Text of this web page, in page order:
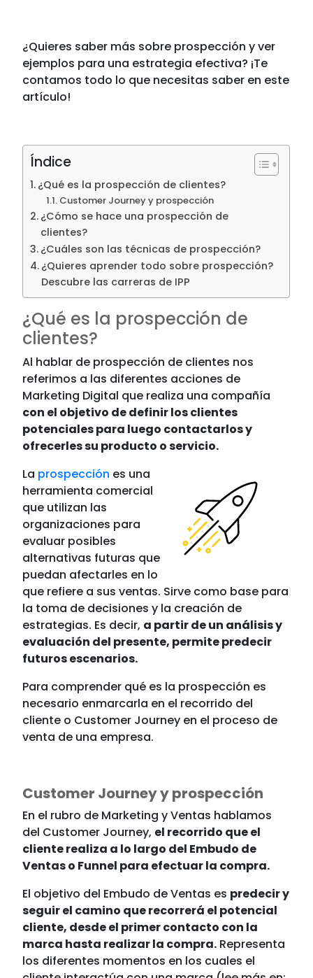
¿Quieres saber más sobre prospección y ver
ejemplos para una estrategia efectiva? ¡Te
contamos todo lo que necesitas saber en este
artículo!
Índice
¿Qué es la prospección de clientes?
Customer Journey y prospección
¿Cómo se hace una prospección de
clientes?
¿Cuáles son las técnicas de prospección?
¿Quieres aprender todo sobre prospección?
Descubre las carreras de IPP
¿Qué es la prospección de
clientes?
Al hablar de prospección de clientes nos
referimos a las diferentes acciones de
Marketing Digital que realiza una compañía
con el objetivo de definir los clientes
potenciales para luego contactarlos y
ofrecerles su producto o servicio.
La prospección es una
herramienta comercial
que utilizan las
organizaciones para
evaluar posibles
alternativas futuras que
puedan afectarles en lo
que refiere a sus ventas. Sirve como base para
la toma de decisiones y la creación de
estrategias. Es decir, a partir de un análisis y
evaluación del presente, permite predecir
futuros escenarios.
Para comprender qué es la prospección es
necesario enmarcarla en el recorrido del
cliente o Customer Journey en el proceso de
venta de una empresa.
Customer Journey y prospección
En el rubro de Marketing y Ventas hablamos
del Customer Journey, el recorrido que el
cliente realiza a lo largo del Embudo de
Ventas o Funnel para efectuar la compra.
El objetivo del Embudo de Ventas es predecir y
seguir el camino que recorrerá el potencial
cliente, desde el primer contacto con la
marca hasta realizar la compra. Representa
los diferentes momentos en los cuales el